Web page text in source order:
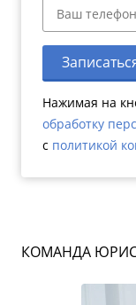
Нажимая на
обработку
c политикой
КОМАНДА